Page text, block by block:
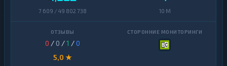
7 609 / 49 802 738 10 M
0 / 0 /1 /0
5,0 ★